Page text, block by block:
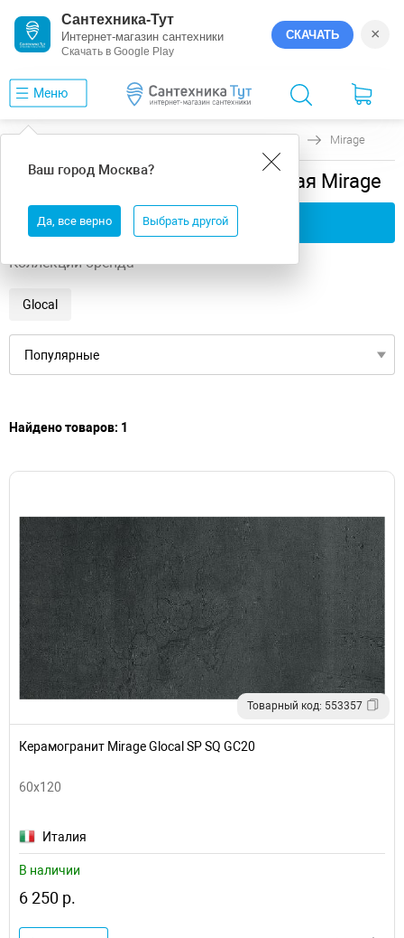
Сантехника-Тут
Интернет-магазин сантехники
Скачать в Google Play
СКАЧАТЬ ×
Меню
Ваш город Москва?
Да, все верно Выбрать другой
Mirage
Керамогранит лаппатированная Mirage
Применить фильтры
Коллекции бренда
Glocal
Найдено товаров: 1
Товарный код: 553357
Керамогранит Mirage Glocal SP SQ GC20
60x120
Италия
В наличии
6 250 р.